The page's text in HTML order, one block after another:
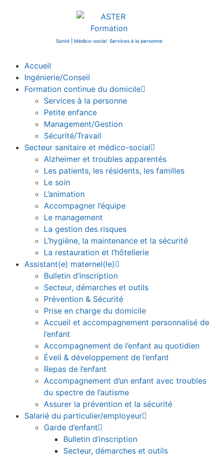
Santé | Médico-social Services à la personne
Accueil
Ingénierie/Conseil
Formation continue du domicile
Services à la personne
Petite enfance
Management/Gestion
Sécurité/Travail
Secteur sanitaire et médico-social
Alzheimer et troubles apparentés
Les patients, les résidents, les familles
Le soin
L’animation
Accompagner l’équipe
Le management
La gestion des risques
L’hygiène, la maintenance et la sécurité
La restauration et l’hôtellerie
Assistant(e) maternel(le)
Bulletin d’inscription
Secteur, démarches et outils
Prévention & Sécurité
Prise en charge du domicile
Accueil et accompagnement personnalisé de
l’enfant
Accompagnement de l’enfant au quotidien
Éveil & développement de l’enfant
Repas de l’enfant
Accompagnement d’un enfant avec troubles
du spectre de l’autisme
Assurer la prévention et la sécurité
Salarié du particulier/employeur
Garde d’enfant
Bulletin d’inscription
Secteur, démarches et outils